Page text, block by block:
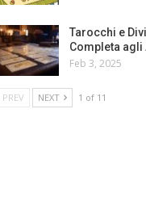
Tarocchi e
Completa
Feb 3, 2025
PREV NEXT 1 of 11